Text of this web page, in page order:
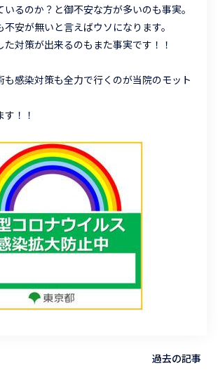
るのか？と御不安な方が多いのも事実。
安が無いと言えばウソになります。
た対策が出来るのもまた事実です！！
も感染対策も全力で行くのが当院のモット
！！
過去の記事